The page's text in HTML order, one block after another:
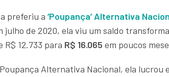
preferiu a ‘Poupança’ Alternativa
julho de 2020, ela viu um saldo
R$ 12.733 para R$ 16.065 em poucos
Alternativa Nacional, ela lucrou